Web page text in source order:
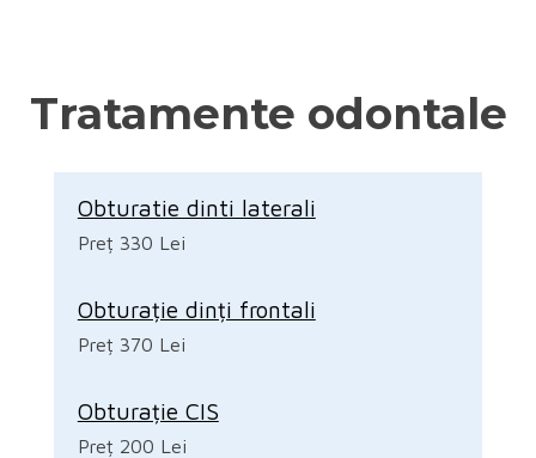
Tratamente odontale
Obturatie dinti laterali
Preț 330 Lei
Obturație dinți frontali
Preț 370 Lei
Obturație CIS
Preț 200 Lei